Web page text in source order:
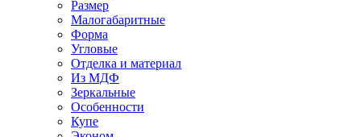
Размер
Малогабаритные
Форма
Угловые
Отделка и материал
Из МДФ
Зеркальные
Особенности
Купе